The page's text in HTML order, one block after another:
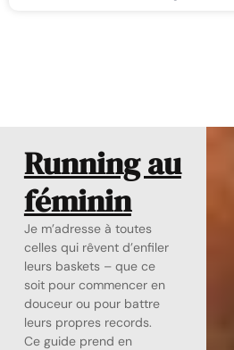
Running au
féminin
Je m’adresse à toutes
celles qui rêvent d’enfiler
leurs baskets – que ce
soit pour commencer en
douceur ou pour battre
leurs propres records.
Ce guide prend en